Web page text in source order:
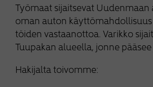
Työmaat sijaitsevat Uudenmaan
oman auton
töiden vastaanottoa. Varikko
Tuupakan alueella, jonne pääsee
Hakijalta toivomme: